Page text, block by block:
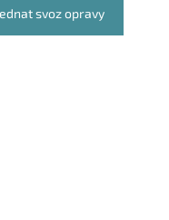
svoz opravy